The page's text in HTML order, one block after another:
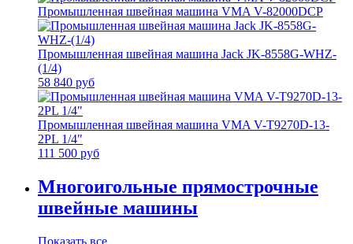
Промышленная швейная машина VMA V-82000DCP
Промышленная швейная машина Jack JK-8558G-WHZ-
(1/4)
58 840 руб
Промышленная швейная машина VMA V-T9270D-13-
2PL 1/4"
111 500 руб
Многоигольные прямострочные
швейные машины
Показать все